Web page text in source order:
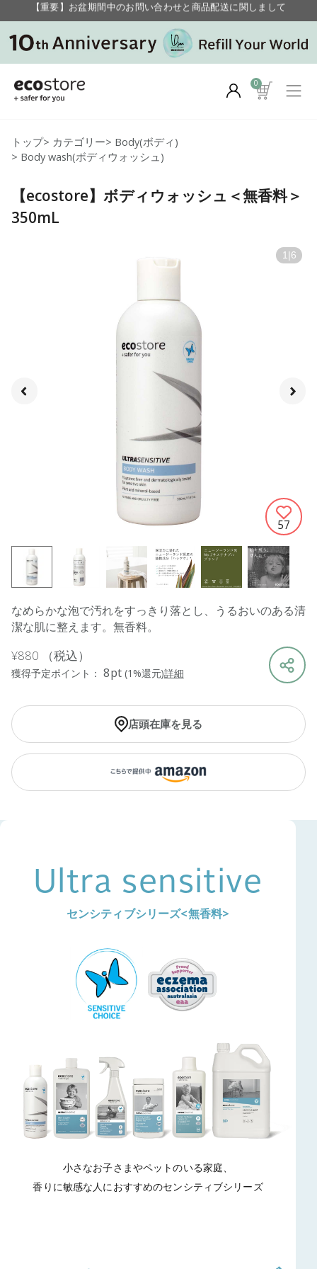
毎月お得にポイントが貯まる！ “月のポイントアップデー”
【重要】お盆期間中のお問い合わせと商品配送に関しまして
毎月お得にポイントが貯まる！ “月のポイントアップデー”
0
トップ> カテゴリー> Body(ボディ)
> Body wash(ボディウォッシュ)
【ecostore】ボディウォッシュ＜無香料＞
350mL
1 | 6
57
なめらかな泡で汚れをすっきり落とし、うるおいのある清
潔な肌に整えます。無香料。
¥880 （税込）
獲得予定ポイント： 8pt (1%還元)詳細
店頭在庫を見る
Ultra sensitive
センシティブシリーズ<無香料>
小さなお子さまやペットのいる家庭、
香りに敏感な人におすすめのセンシティブシリーズ